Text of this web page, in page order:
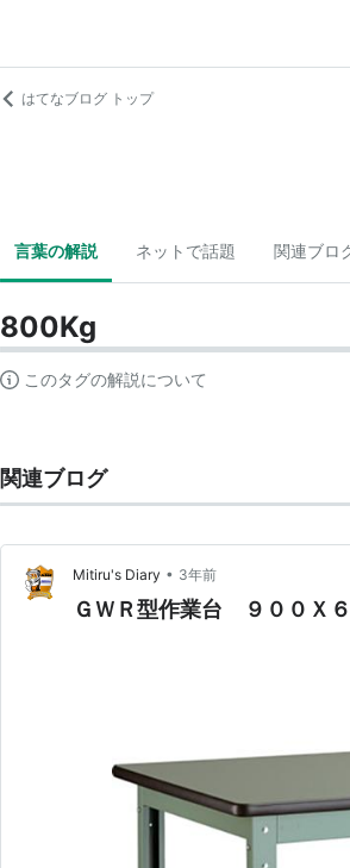
はてなブログ トップ
言葉の解説 ネットで話題 関連ブロ
800Kg
このタグの解説について
関連ブログ
Mitiru's Diary • 3年前
ＧＷＲ型作業台 ９００Ｘ